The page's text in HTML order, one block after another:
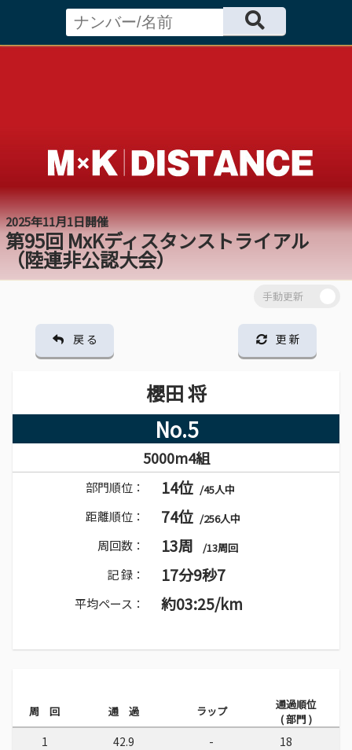
2025年11月1日開催
第95回 MxKディスタンストライアル
（陸連非公認大会）
戻 る 更 新
櫻田 将
No.5
5000m4組
部門順位： 14位 /45人中
距離順位： 74位 /256人中
周回数： 13周 /13周回
記 録： 17分9秒7
平均ペース： 約03:25/km
周 回 通 過 ラップ
通過順位
( 部門 )
1 42.9 -
18